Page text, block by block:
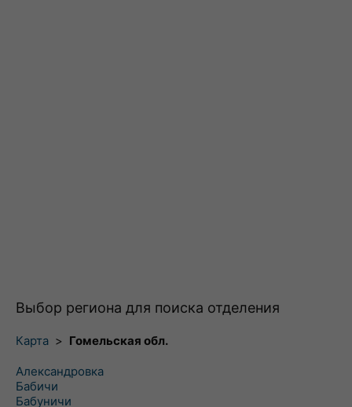
Выбор региона для поиска отделения
Карта > Гомельская обл.
Александровка
Бабичи
Бабуничи